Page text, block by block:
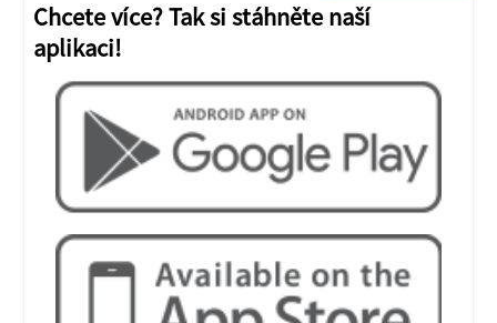
Chcete více? Tak si stáhněte naší
aplikaci!